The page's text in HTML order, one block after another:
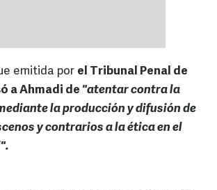
emitida por el Tribunal Penal de
a Ahmadi de "atentar contra la
la producción y difusión de
y contrarios a la ética en el